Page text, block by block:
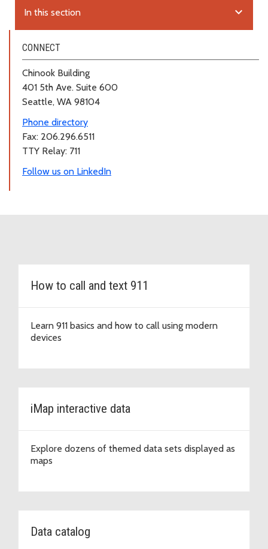
In this section expand_more
CONNECT
Chinook Building
401 5th Ave. Suite 600
Seattle, WA 98104
Phone directory
Fax: 206.296.6511
TTY Relay: 711
Follow us on LinkedIn
How to call and text 911
Learn 911 basics and how to call using modern
devices
iMap interactive data
Explore dozens of themed data sets displayed as
maps
Data catalog